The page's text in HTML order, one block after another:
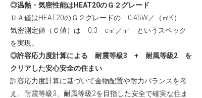
◎温熱・気密性能はHEAT20のＧ２グレード
ＵＡ値はHEAT20のＧ２グレードの 0.45W／（㎡K）
気密測定値（Ｃ値）は 0.3 c㎡／㎡ というスペック
を実現。
◎許容応力度計算による 耐震等級3 + 耐風等級2 を
クリアした安心安全の住まい
許容応力度計算に基づいて金物配置や耐力バランスを考
え、耐震等級3、耐風等級2を目指した安全で確実な住ま